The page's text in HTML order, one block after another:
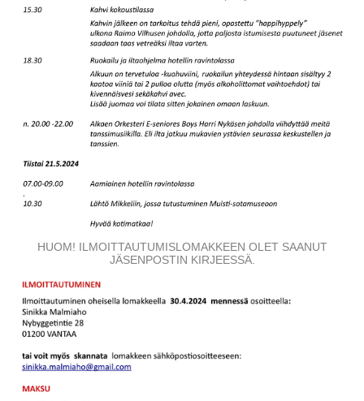
HUOM! ILMOITTAUTUMISLOMAKKEEN OLET SAANUT
JÄSENPOSTIN KIRJEESSÄ.